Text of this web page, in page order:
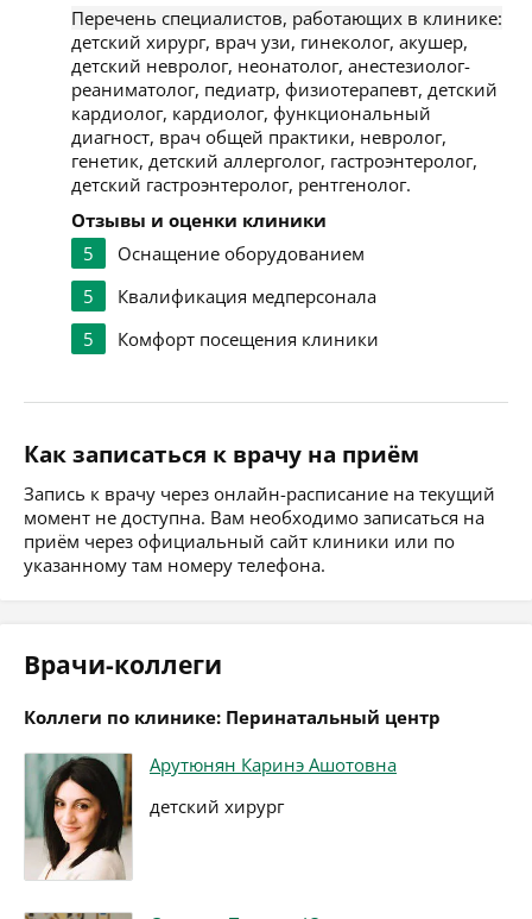
Перечень специалистов, работающих в клинике:
детский хирург, врач узи, гинеколог, акушер,
детский невролог, неонатолог, анестезиолог-
реаниматолог, педиатр, физиотерапевт, детский
кардиолог, кардиолог, функциональный
диагност, врач общей практики, невролог,
генетик, детский аллерголог, гастроэнтеролог,
детский гастроэнтеролог, рентгенолог.
Отзывы и оценки клиники
5
Оснащение оборудованием
5
Квалификация медперсонала
5
Комфорт посещения клиники
Как записаться к врачу на приём
Запись к врачу через онлайн-расписание на текущий
момент не доступна. Вам необходимо записаться на
приём через официальный сайт клиники или по
указанному там номеру телефона.
Врачи-коллеги
Коллеги по клинике: Перинатальный центр
Арутюнян Каринэ Ашотовна
детский хирург